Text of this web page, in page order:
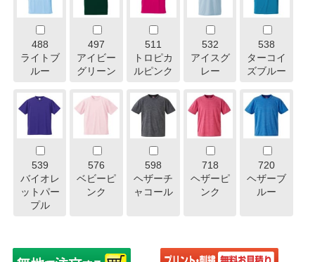
488
ライトブ
ルー
497
アイビー
グリーン
511
トロピカ
ルピンク
532
アイスグ
レー
538
ターコイ
ズブルー
539
バイオレ
ットパー
プル
576
ベビーピ
ンク
598
ヘザーチ
ャコール
718
ヘザーピ
ンク
720
ヘザーブ
ルー